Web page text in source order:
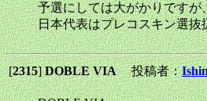
予選にしては大がかりです
日本代表はプレコスキン選
[2315]DOBLE VIA投稿者：